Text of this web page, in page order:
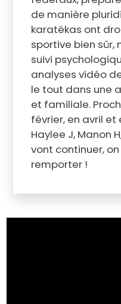
de manière
karatékas ont
sportive bien
suivi
analyses vidéo
le tout dans une
et familiale.
février, en avril et
Haylee J, Manon
vont continuer,
remporter !